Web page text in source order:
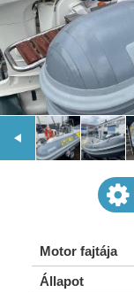
Motor fajtája
Állapot